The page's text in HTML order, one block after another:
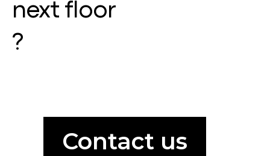
next floor
?
Contact us